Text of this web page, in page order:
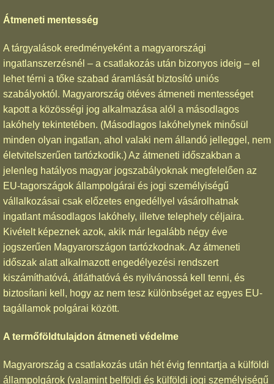
Átmeneti mentesség
A tárgyalások eredményeként a magyarországi
ingatlanszerzésnél – a csatlakozás után bizonyos ideig – el
lehet térni a tőke szabad áramlását biztosító uniós
szabályoktól. Magyarország ötéves átmeneti mentességet
kapott a közösségi jog alkalmazása alól a másodlagos
lakóhely tekintetében. (Másodlagos lakóhelynek minősül
minden olyan ingatlan, ahol valaki nem állandó jelleggel, nem
életvitelszerűen tartózkodik.) Az átmeneti időszakban a
jelenleg hatályos magyar jogszabályoknak megfelelően az
EU-tagországok állampolgárai és jogi személyiségű
vállalkozásai csak előzetes engedéllyel vásárolhatnak
ingatlant másodlagos lakóhely, illetve telephely céljaira.
Kivételt képeznek azok, akik már legalább négy éve
jogszerűen Magyarországon tartózkodnak. Az átmeneti
időszak alatt alkalmazott engedélyezési rendszert
kiszámíthatóvá, átláthatóvá és nyilvánossá kell tenni, és
biztosítani kell, hogy az nem tesz különbséget az egyes EU-
tagállamok polgárai között.
A termőföldtulajdon átmeneti védelme
Magyarország a csatlakozás után hét évig fenntartja a külföldi
állampolgárok (valamint belföldi és külföldi jogi személyiségű